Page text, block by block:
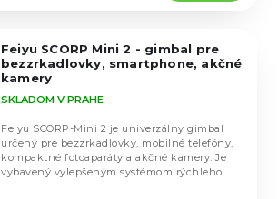
Feiyu SCORP Mini 2 - gimbal pre
bezzrkadlovky, smartphone, akčné
kamery
SKLADOM V PRAHE
Feiyu SCORP-Mini 2 je univerzálny gimbal
určený pre bezzrkadlovky, mobilné telefóny,
kompaktné fotoaparáty a akčné kamery. Je
vybavený vylepšeným systémom rýchleho